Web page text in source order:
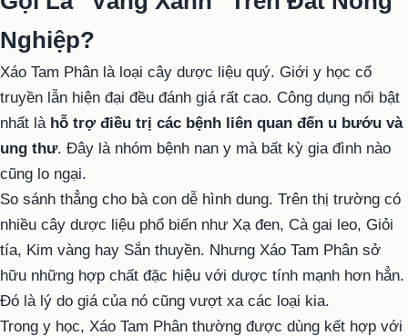
Nghiệp?
Xáo Tam Phân là loại cây dược liệu quý. Giới y học cổ
truyền lẫn hiện đại đều đánh giá rất cao. Công dụng nổi bật
nhất là hỗ trợ điều trị các bệnh liên quan đến u bướu và
ung thư. Đây là nhóm bệnh nan y mà bất kỳ gia đình nào
cũng lo ngại.
So sánh thẳng cho bà con dễ hình dung. Trên thị trường có
nhiều cây dược liệu phổ biến như Xạ đen, Cà gai leo, Giỏi
tía, Kim vàng hay Sắn thuyền. Nhưng Xáo Tam Phân sở
hữu những hợp chất đặc hiệu với dược tính mạnh hơn hẳn.
Đó là lý do giá của nó cũng vượt xa các loại kia.
Trong y học, Xáo Tam Phân thường được dùng kết hợp với